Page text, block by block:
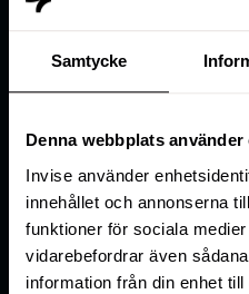
Samtycke
Denna webbplats använder
Invise använder
innehållet och annonserna
funktioner för sociala
vidarebefordrar även
information från din enhet
HubSpot
HubSpot migratie